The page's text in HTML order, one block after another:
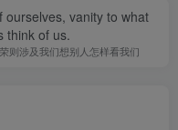
vanity to what
think of us.
则涉及我们想别人怎样看我们